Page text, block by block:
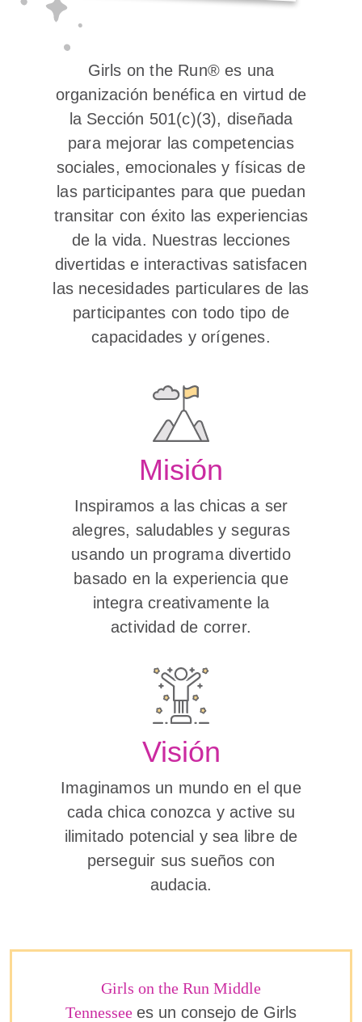
Girls on the Run® es una
organización benéfica en virtud de
la Sección 501(c)(3), diseñada
para mejorar las competencias
sociales, emocionales y físicas de
las participantes para que puedan
transitar con éxito las experiencias
de la vida. Nuestras lecciones
divertidas e interactivas satisfacen
las necesidades particulares de las
participantes con todo tipo de
capacidades y orígenes.
Misión
Inspiramos a las chicas a ser
alegres, saludables y seguras
usando un programa divertido
basado en la experiencia que
integra creativamente la
actividad de correr.
Visión
Imaginamos un mundo en el que
cada chica conozca y active su
ilimitado potencial y sea libre de
perseguir sus sueños con
audacia.
Girls on the Run Middle
Tennessee es un consejo de Girls